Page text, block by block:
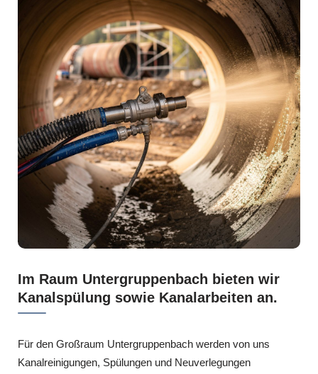
Im Raum Untergruppenbach bieten wir
Kanalspülung sowie Kanalarbeiten an.
Für den Großraum Untergruppenbach werden von uns
Kanalreinigungen, Spülungen und Neuverlegungen